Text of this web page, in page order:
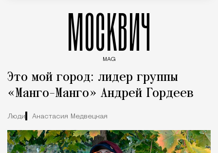
МОСКВИЧ
MAG
Это мой город: лидер группы
«Манго-Манго» Андрей Гордеев
Люди Анастасия Медвецкая